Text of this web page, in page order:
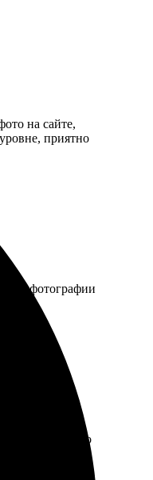
на сайте,
приятно
фотографии
интуитивно
сроки, без